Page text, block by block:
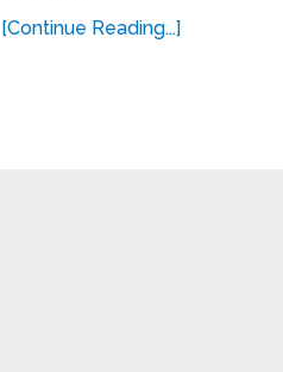
[Continue Reading...]